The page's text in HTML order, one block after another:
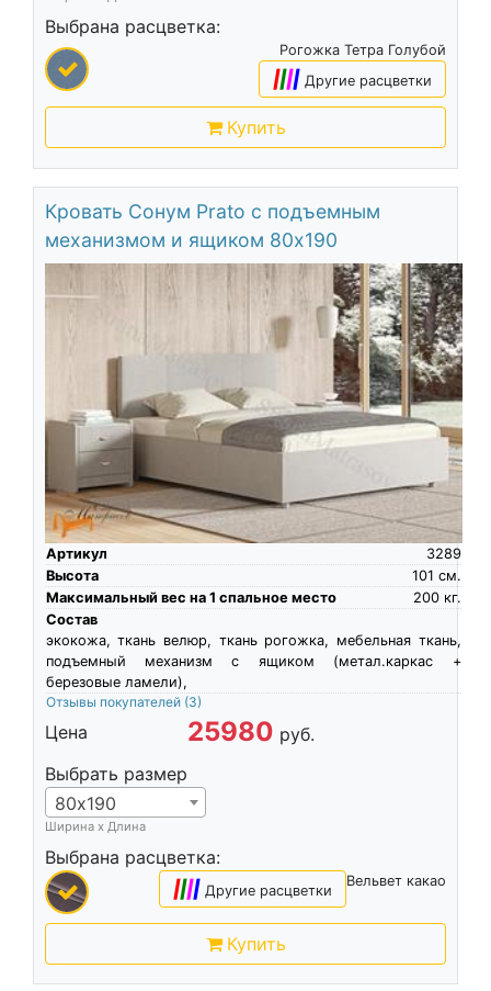
Выбрана расцветка:
Рогожка Тетра Голубой
|||| Другие расцветки
Купить
Кровать Сонум Prato с подъемным
механизмом и ящиком 80х190
Артикул
3289
Высота
см.
101
Максимальный вес на 1 спальное место
кг.
200
Состав
экокожа, ткань велюр, ткань рогожка, мебельная ткань,
подъемный механизм с ящиком (метал.каркас +
березовые ламели),
Отзывы покупателей (3)
Цена 25980 руб.
Выбрать размер
80х190
Ширина х Длина
Выбрана расцветка:
Вельвет какао
|||| Другие расцветки
Купить